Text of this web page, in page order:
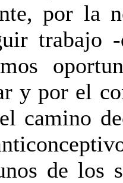
por la
trabajo
y por el
camino
de los